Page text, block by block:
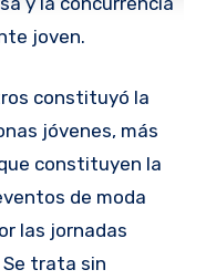
joven.
constituyó la
jóvenes, más
constituyen la
de moda
las jornadas
trata sin